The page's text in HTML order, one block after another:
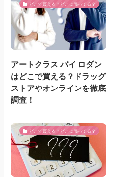
どこで買える？どこに売ってる？
アートクラス バイ ロダン
はどこで買える？ドラッグ
ストアやオンラインを徹底
調査！
どこで買える？どこに売ってる？